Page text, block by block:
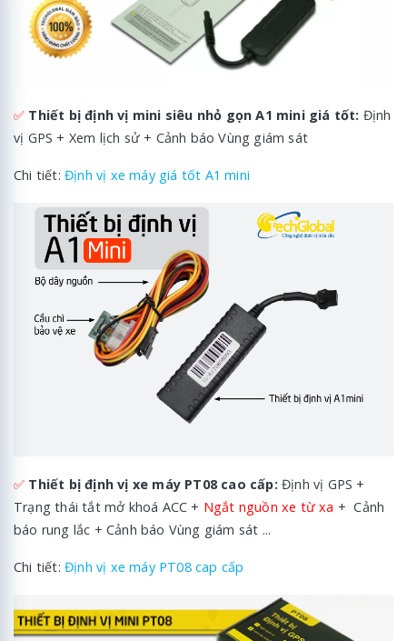
✅ Thiết bị định vị mini siêu nhỏ gọn A1 mini giá tốt: Định
vị GPS + Xem lịch sử + Cảnh báo Vùng giám sát
Chi tiết: Định vị xe máy giá tốt A1 mini
✅ Thiết bị định vị xe máy PT08 cao cấp: Định vị GPS +
Trạng thái tắt mở khoá ACC + Ngắt nguồn xe từ xa + Cảnh
báo rung lắc + Cảnh báo Vùng giám sát ...
Chi tiết: Định vị xe máy PT08 cap cấp